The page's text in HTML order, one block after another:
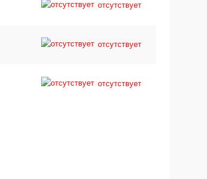
отсутствует
отсутствует
отсутствует